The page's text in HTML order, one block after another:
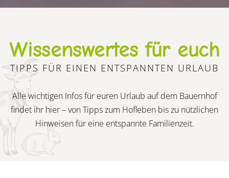
Wissenswertes für euch
TIPPS FÜR EINEN ENTSPANNTEN URLAUB
Alle wichtigen Infos für euren Urlaub auf dem Bauernhof
findet ihr hier – von Tipps zum Hofleben bis zu nützlichen
Hinweisen für eine entspannte Familienzeit.